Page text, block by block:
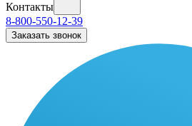
Контакты
8-800-550-12-39
Заказать звонок